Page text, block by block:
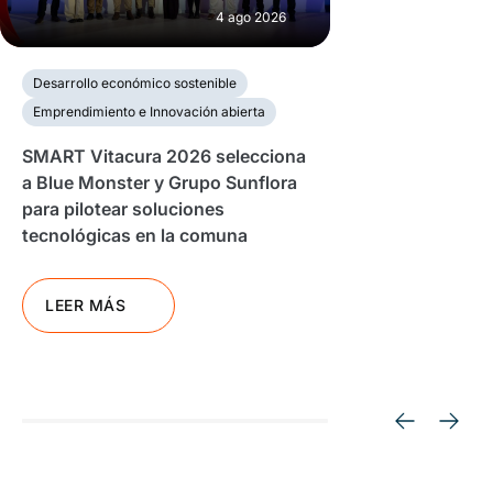
4 ago 2026
Desarrollo económico sostenible
Emprendimiento e Innovación abierta
SMART Vitacura 2026 selecciona
a Blue Monster y Grupo Sunflora
para pilotear soluciones
tecnológicas en la comuna
LEER MÁS